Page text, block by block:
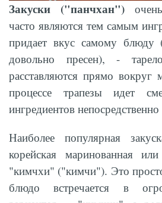
Закуски ("панчхан")
часто являются тем самым
придает вкус самому блюду
довольно пресен), -
расставляются прямо
процессе трапезы идет
ингредиентов
Наиболее популярная
корейская маринованная
"кимчхи" ("кимчи"). Это
блюдо встречается в